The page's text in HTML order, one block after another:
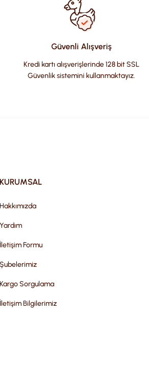
Güvenli Alışveriş
Kredi kartı alışverişlerinde 128 bit SSL
Güvenlik sistemini kullanmaktayız.
KURUMSAL
Hakkımızda
Yardım
İletişim Formu
Şubelerimiz
Kargo Sorgulama
İletişim Bilgilerimiz